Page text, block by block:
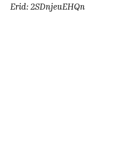
Erid: 2SDnjeuEHQn